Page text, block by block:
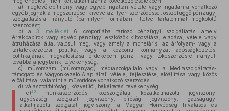
a) meglévő építmény vagy egyéb ingatlan vétele vagy ingatlanra vonatkozó
egyéb jognak a megszerzése; kivéve az ilyen szerződéssel összefüggő pénzügyi
szolgáltatásra irányuló (bármilyen formában, illetve tartalommal megkötött)
szerződést;
b) a 3. melléklet 6. csoportjába tartozó pénzügyi szolgáltatás, amely
értékpapírok vagy egyéb pénzügyi eszközök kibocsátása, eladása, vétele vagy
átruházása által valósul meg, vagy amely a monetáris, az árfolyam- vagy a
tartalékkezelési politika, vagy a központi kormányzat adósságkezelési
politikájának megvalósítása érdekében pénz- vagy tőkeszerzésre irányul,
továbbá a jegybanki tevékenység;
c) műsorszám (műsoranyag) médiaszolgáltató vagy a Médiaszolgáltatás-
támogató és Vagyonkezelő Alap általi vétele, fejlesztése, előállítása vagy közös
előállítása, valamint a műsoridőre vonatkozó szerződés;
d) választottbírósági, közvetítői, békéltetési tevékenység;
e) 25munkaszerződés, közszolgálati, közalkalmazotti jogviszony,
ügyészségi szolgálati jogviszony, bírósági jogviszony, igazságügyi
alkalmazotti szolgálati jogviszony, a Magyar Honvédség hivatásos és